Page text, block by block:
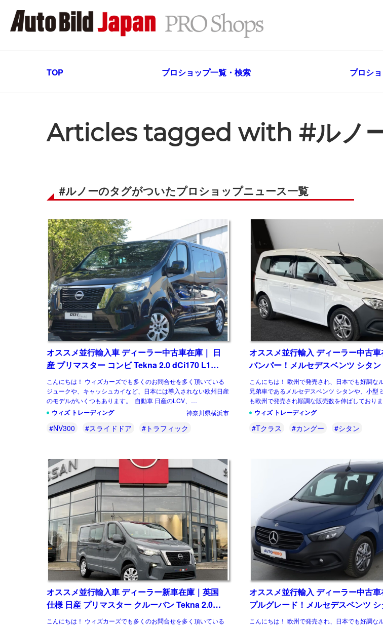
TOP プロショップ一覧・検索 プロシ
Articles tagged with #ルノ
#ルノーのタグがついたプロショップニュース一覧
オススメ並行輸入車 ディーラー中古車在庫｜ 日
産 プリマスター コンビ Tekna 2.0 dCi170 L1
EDC 8人乗り 左ハンドル
こんにちは！ ウィズカーズでも多くのお問合せを多く頂いている
ジュークや、キャッシュカイなど、日本には導入されない欧州日産
のモデルがいくつもあります。 自動車 日産のLCV、
NV300（NISSAN NV300 […]
ウィズ トレーディング 神奈川県横浜市
#NV300 #スライドドア #トラフィック
オススメ並行輸入 ディーラー中古
バンパー！メルセデスベンツ シタ
7AT 左ハンドル
こんにちは！ 欧州で発売され、日本でも好調な
兄弟車であるメルセデスベンツ シタンや、小型
も欧州で発売され順調な販売数を伸ばしており
かし、メルセデスベンツ […]
ウィズ トレーディング
#Tクラス #カングー #シタン
オススメ並行輸入車 ディーラー新車在庫｜英国
仕様 日産 プリマスター クルーバン Tekna 2.0
dCi130 L1 6MT 6人乗り 右ハンドル
こんにちは！ ウィズカーズでも多くのお問合せを多く頂いている
オススメ並行輸入 ディーラー中古
プルグレード！メルセデスベンツ
PRO 7AT 左ハンドル
こんにちは！ 欧州で発売され、日本でも好調な